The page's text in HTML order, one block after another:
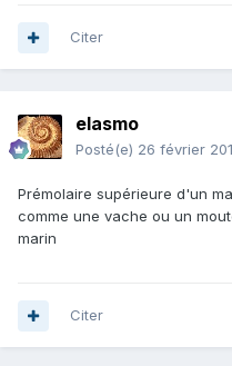
Citer
elasmo
Posté(e) 26 février
Prémolaire supérieure d'un
comme une vache ou un
marin
Citer